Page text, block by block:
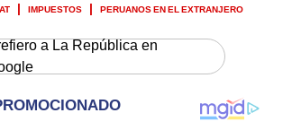
IMPUESTOS PERUANOS EN EL EXTRANJERO
a La República en